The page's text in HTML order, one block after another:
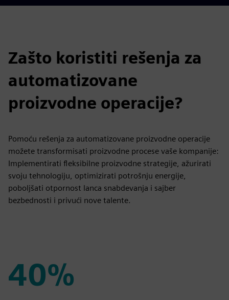
Zašto koristiti rešenja za
automatizovane
proizvodne operacije?
Pomoću rešenja za automatizovane proizvodne operacije
možete transformisati proizvodne procese vaše kompanije:
Implementirati fleksibilne proizvodne strategije, ažurirati
svoju tehnologiju, optimizirati potrošnju energije,
poboljšati otpornost lanca snabdevanja i sajber
bezbednosti i privući nove talente.
40%